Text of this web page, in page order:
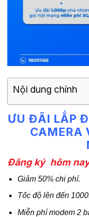
Nội dung chính
ƯU ĐÃI LẮP
CAMERA
Đăng ký hôm
Giảm 50% chi phí.
Tốc độ lên đến
Miễn phí modem 2